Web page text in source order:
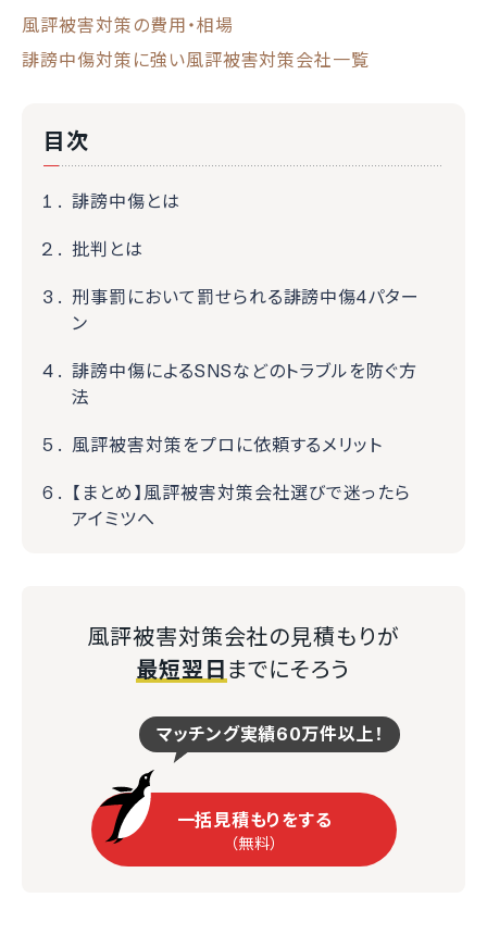
風評被害対策の費用・相場
誹謗中傷対策に強い風評被害対策会社一覧
目次
誹謗中傷とは
批判とは
刑事罰において罰せられる誹謗中傷4パター
ン
誹謗中傷によるSNSなどのトラブルを防ぐ方
法
風評被害対策をプロに依頼するメリット
【まとめ】風評被害対策会社選びで迷ったら
アイミツへ
風評被害対策会社の見積もりが
最短翌日 までにそろう
マッチング実績60万件以上！
一括見積もりをする
（無料）